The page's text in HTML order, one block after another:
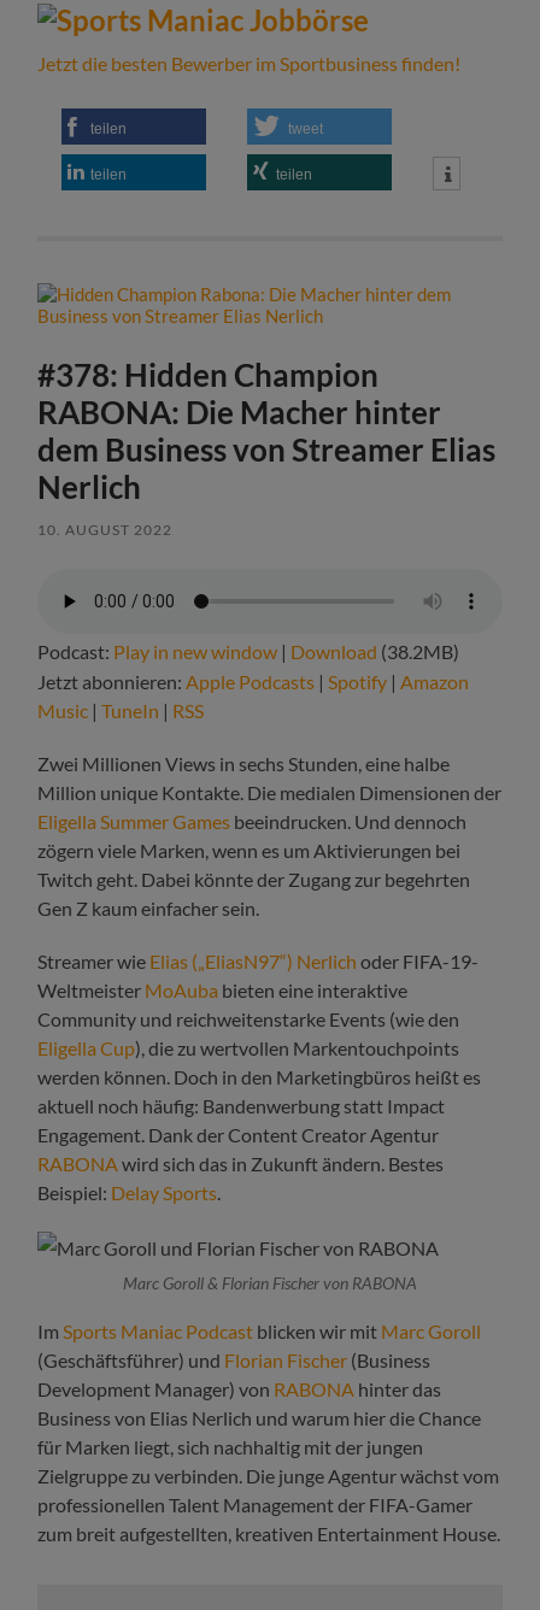
Jetzt die besten Bewerber im Sportbusiness finden!
teilen tweet
teilen teilen
#378: Hidden Champion
RABONA: Die Macher hinter
dem Business von Streamer Elias
Nerlich
10. AUGUST 2022
Podcast: Play in new window | Download (38.2MB)
Jetzt abonnieren: Apple Podcasts | Spotify | Amazon
Music |TuneIn | RSS
Zwei Millionen Views in sechs Stunden, eine halbe
Million unique Kontakte. Die medialen Dimensionen der
Eligella Summer Games beeindrucken. Und dennoch
zögern viele Marken, wenn es um Aktivierungen bei
Twitch geht. Dabei könnte der Zugang zur begehrten
Gen Z kaum einfacher sein.
Streamer wie Elias („EliasN97“) Nerlich oder FIFA-19-
Weltmeister MoAuba bieten eine interaktive
Community und reichweitenstarke Events (wie den
Eligella Cup), die zu wertvollen Markentouchpoints
werden können. Doch in den Marketingbüros heißt es
aktuell noch häufig: Bandenwerbung statt Impact
Engagement. Dank der Content Creator Agentur
RABONA wird sich das in Zukunft ändern. Bestes
Beispiel: Delay Sports
Marc Goroll & Florian Fischer von RABONA
ImSports Maniac Podcast blicken wir mit Marc Goroll
(Geschäftsführer) und Florian Fischer (Business
Development Manager) von RABONA hinter das
Business von Elias Nerlich und warum hier die Chance
für Marken liegt, sich nachhaltig mit der jungen
Zielgruppe zu verbinden. Die junge Agentur wächst vom
professionellen Talent Management der FIFA-Gamer
zum breit aufgestellten, kreativen Entertainment House.